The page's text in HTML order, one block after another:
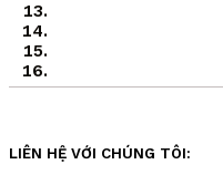
LIÊN HỆ VỚI CHÚNG TÔI: